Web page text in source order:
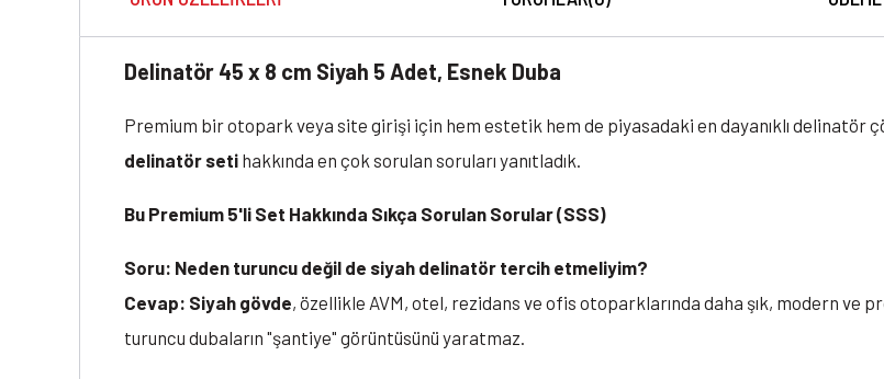
Delinatör 45 x 8 cm Siyah 5 Adet, Esnek Duba
Premium bir otopark veya site girişi için hem estetik hem de piyasadaki en dayanıklı delinatör
delinatör seti hakkında en çok sorulan soruları yanıtladık.
Bu Premium 5'li Set Hakkında Sıkça Sorulan Sorular (SSS)
Soru: Neden turuncu değil de siyah delinatör tercih etmeliyim?
Cevap: Siyah gövde, özellikle AVM, otel, rezidans ve ofis otoparklarında daha şık, modern ve
turuncu dubaların "şantiye" görüntüsünü yaratmaz.